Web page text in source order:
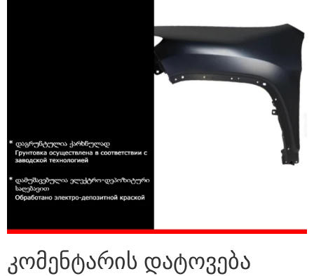
კომენტარის დატოვება